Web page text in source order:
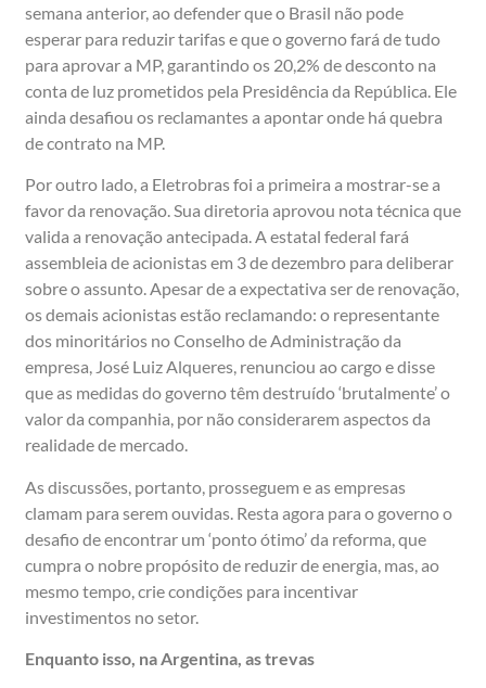
semana anterior, ao defender que o Brasil não pode
esperar para reduzir tarifas e que o governo fará de tudo
para aprovar a MP, garantindo os 20,2% de desconto na
conta de luz prometidos pela Presidência da República. Ele
ainda desafiou os reclamantes a apontar onde há quebra
de contrato na MP.
Por outro lado, a Eletrobras foi a primeira a mostrar-se a
favor da renovação. Sua diretoria aprovou nota técnica que
valida a renovação antecipada. A estatal federal fará
assembleia de acionistas em 3 de dezembro para deliberar
sobre o assunto. Apesar de a expectativa ser de renovação,
os demais acionistas estão reclamando: o representante
dos minoritários no Conselho de Administração da
empresa, José Luiz Alqueres, renunciou ao cargo e disse
que as medidas do governo têm destruído ‘brutalmente’ o
valor da companhia, por não considerarem aspectos da
realidade de mercado.
As discussões, portanto, prosseguem e as empresas
clamam para serem ouvidas. Resta agora para o governo o
desafio de encontrar um ‘ponto ótimo’ da reforma, que
cumpra o nobre propósito de reduzir de energia, mas, ao
mesmo tempo, crie condições para incentivar
investimentos no setor.
Enquanto isso, na Argentina, as trevas